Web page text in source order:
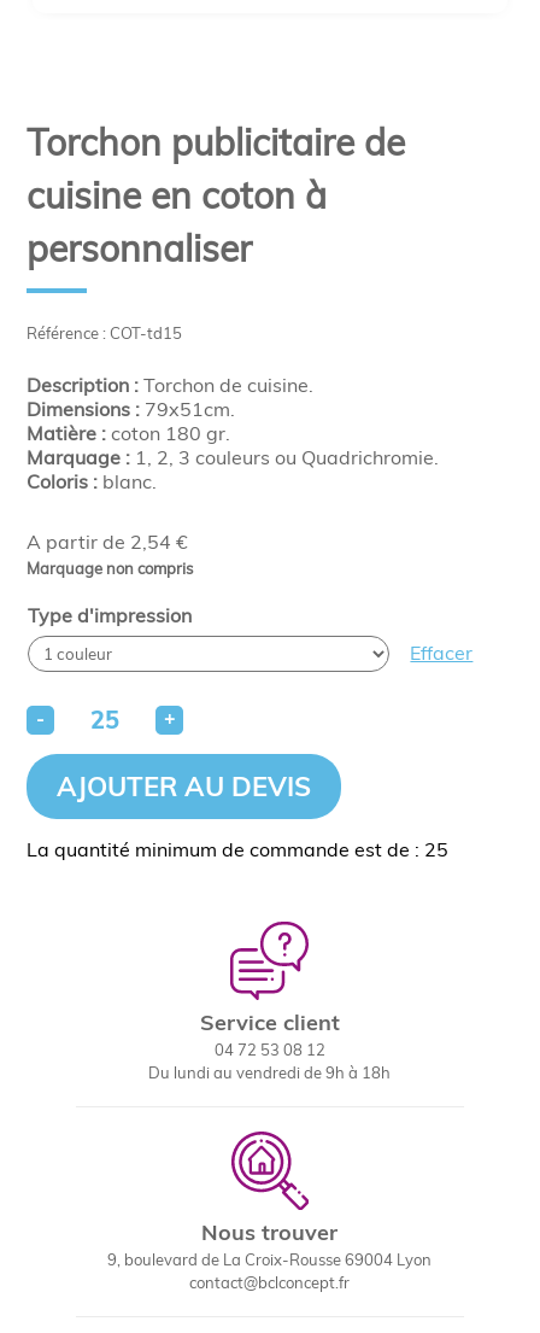
Référence : COT-td15
A partir de 2,54 €
Marquage non compris
Torchon publicitaire de
cuisine en coton à
personnaliser
Description : Torchon de cuisine.
Dimensions : 79x51cm.
Matière : coton 180 gr.
Marquage : 1, 2, 3 couleurs ou Quadrichromie.
Coloris : blanc.
Type d'impression
Effacer
- +
AJOUTER AU DEVIS
La quantité minimum de commande est de : 25
Service client
04 72 53 08 12
Du lundi au vendredi de 9h à 18h
Nous trouver
9, boulevard de La Croix-Rousse 69004 Lyon
contact@bclconcept.fr